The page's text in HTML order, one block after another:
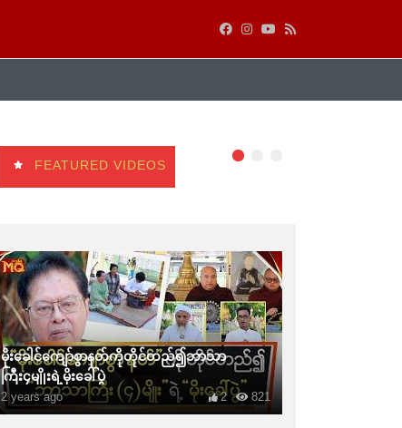
FEATURED VIDEOS
မိုးခေါင်ကျော်စွာနတ်ကိုတိုင်တည်၍ဘာသာ
ကြီး၄မျိုးရဲ့မိုးခေါ်ပွဲ
2 years ago 821
2